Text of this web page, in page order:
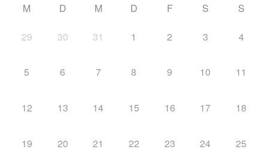
M D M D F S S
29 30 31 1 2 3 4
5 6 7 8 9 10 11
12 13 14 15 16 17 18
19 20 21 22 23 24 25